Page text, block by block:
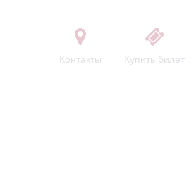
Контакты Купить билет